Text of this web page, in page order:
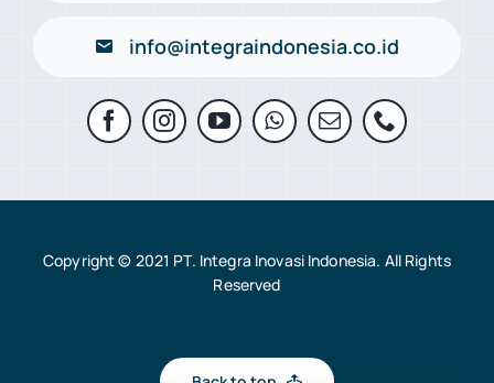
info@integraindonesia.co.id
Copyright © 2021 PT. Integra Inovasi Indonesia. All Rights
Reserved